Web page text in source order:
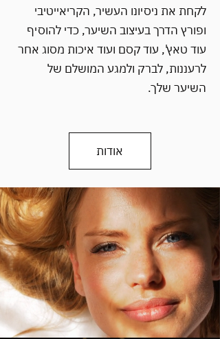
לקחת את ניסיונו העשיר, הקריאייטיבי
ופורץ הדרך בעיצוב השיער, כדי להוסיף
עוד טאץ', עוד קסם ועוד איכות מסוג אחר
לרעננות, לברק ולמגע המושלם של
השיער שלך.
אודות